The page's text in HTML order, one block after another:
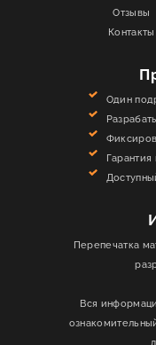
Отзывы
Контакты
Один
Гарантия
Перепечатка
Вся